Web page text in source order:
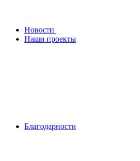
Новости
Наши проекты
Благодарности